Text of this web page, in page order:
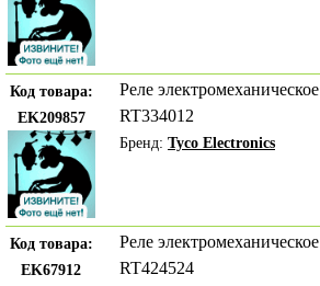
Код товара:
EK209857
Реле электромеханическое
RT334012
Бренд: Tyco Electronics
Код товара:
EK67912
Реле электромеханическое
RT424524